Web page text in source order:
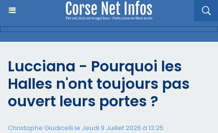
Lucciana - Pourquoi les
Halles n'ont toujours pas
ouvert leurs portes ?
Christophe Giudicelli le Jeudi 9 Juillet 2026 à 13:25